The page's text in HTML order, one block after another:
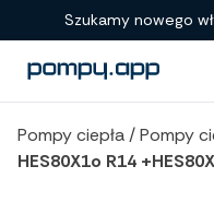
Porównanie
Szukamy nowego
Pompy ciepła /Pompy
HES80X1o R14